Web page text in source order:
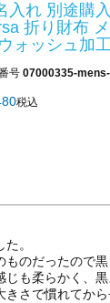
入れ 別途購
折り財布
ォッシュ加
号 07000335-
税込
。
のだったので
も柔らかく、
さで慣れてか